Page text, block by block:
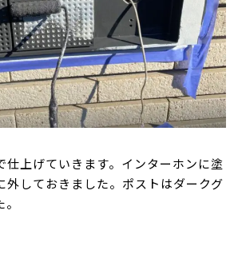
仕上げていきます。インターホンに塗
外しておきました。ポストはダークグ